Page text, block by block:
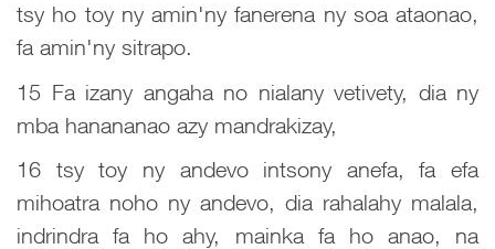
tsy ho toy ny amin'ny fanerena ny soa ataonao,
fa amin'ny sitrapo.
15 Fa izany angaha no nialany vetivety, dia ny
mba hanananao azy mandrakizay,
16 tsy toy ny andevo intsony anefa, fa efa
mihoatra noho ny andevo, dia rahalahy malala,
indrindra fa ho ahy, mainka fa ho anao, na